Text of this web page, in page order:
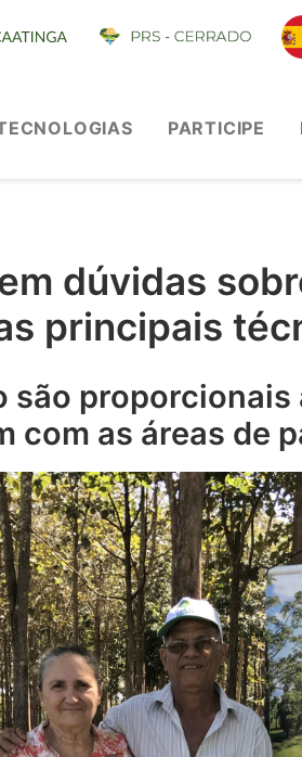
PARTICIPE
dúvidas
principais
são proporcionais
com as áreas de